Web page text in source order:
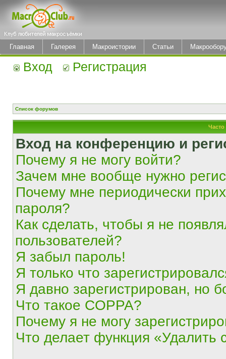
Главная Галерея Макроистории Статьи
Вход Регистрация
Список форумов
Вход на конференцию и
Почему я не могу войти?
Зачем мне вообще нужно
Почему мне периодически
пароля?
Как сделать, чтобы я не
пользователей?
Я забыл пароль!
Я только что
Я давно зарегистрирован, но
Что такое COPPA?
Почему я не могу
Что делает функция «Удалить